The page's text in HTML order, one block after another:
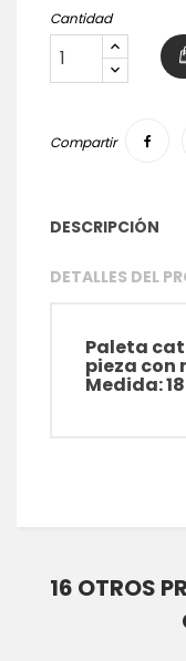
Cantidad
Compartir
DESCRIPCIÓN
DETALLES DEL
Paleta
pieza con
Medida:
16 OTROS